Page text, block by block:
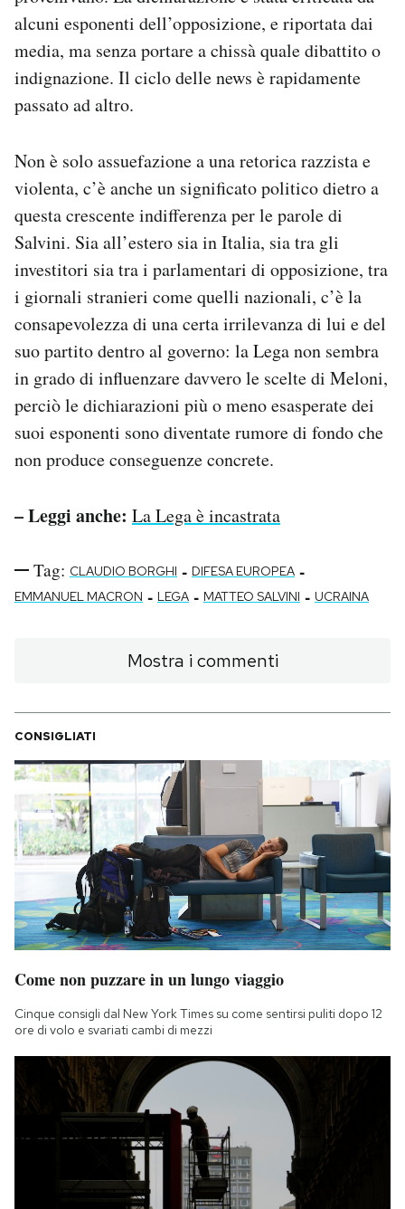
alcuni esponenti dell’opposizione, e riportata dai
media, ma senza portare a chissà quale dibattito o
indignazione. Il ciclo delle news è rapidamente
passato ad altro.
Non è solo assuefazione a una retorica razzista e
violenta, c’è anche un significato politico dietro a
questa crescente indifferenza per le parole di
Salvini. Sia all’estero sia in Italia, sia tra gli
investitori sia tra i parlamentari di opposizione, tra
i giornali stranieri come quelli nazionali, c’è la
consapevolezza di una certa irrilevanza di lui e del
suo partito dentro al governo: la Lega non sembra
in grado di influenzare davvero le scelte di Meloni,
perciò le dichiarazioni più o meno esasperate dei
suoi esponenti sono diventate rumore di fondo che
non produce conseguenze concrete.
– Leggi anche: La Lega è incastrata
Tag: CLAUDIO BORGHI - DIFESA EUROPEA -
EMMANUEL MACRON - LEGA - MATTEO SALVINI - UCRAINA
Mostra i commenti
CONSIGLIATI
Come non puzzare in un lungo viaggio
Cinque consigli dal New York Times su come sentirsi puliti dopo 12
ore di volo e svariati cambi di mezzi